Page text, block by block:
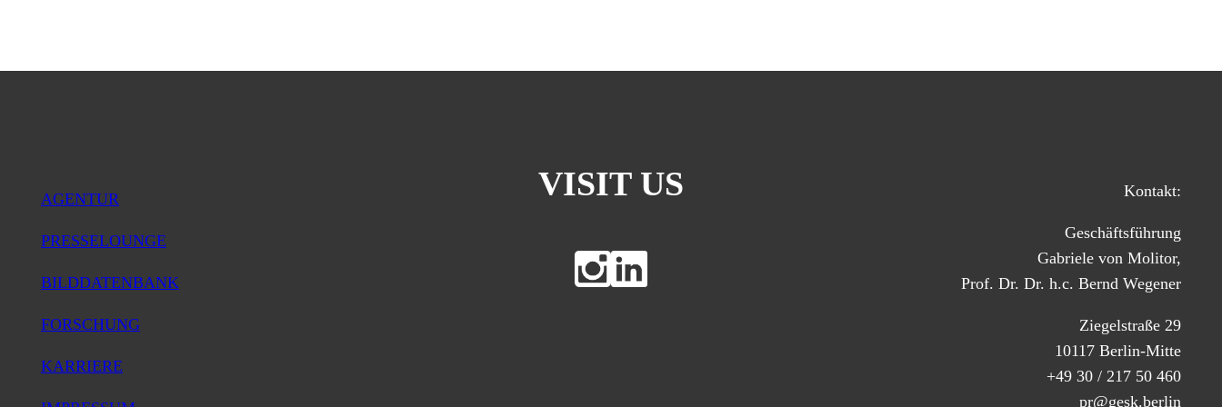
AGENTUR
PRESSELOUNGE
BILDDATENBANK
FORSCHUNG
KARRIERE
VISIT US Kontakt:
Geschäftsführung
Gabriele von Molitor,
Prof. Dr. Dr. h.c. Bernd Wegener
Ziegelstraße 29
10117 Berlin-Mitte
+49 30 / 217 50 460
pr@gesk.berlin